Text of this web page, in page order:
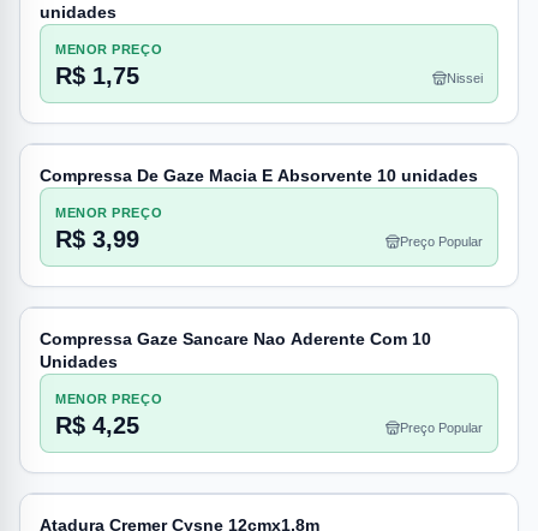
unidades
MENOR PREÇO
R$ 1,75 Nissei
Compressa De Gaze Macia E Absorvente 10 unidades
MENOR PREÇO
R$ 3,99 Preço Popular
Compressa Gaze Sancare Nao Aderente Com 10
Unidades
MENOR PREÇO
R$ 4,25 Preço Popular
Atadura Cremer Cysne 12cmx1,8m